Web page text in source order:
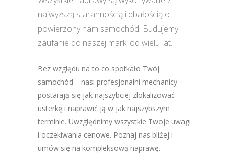
najwyższą starannością i dbałością o
powierzony nam samochód. Budujemy
zaufanie do naszej marki od wielu lat.
Bez względu na to co spotkało Twój
samochód – nasi profesjonalni mechanicy
postarają się jak najszybciej zlokalizować
usterkę i naprawić ją w jak najszybszym
terminie. Uwzględnimy wszystkie Twoje uwagi
i oczekiwania cenowe. Poznaj nas bliżej i
umów się na kompleksową naprawę.